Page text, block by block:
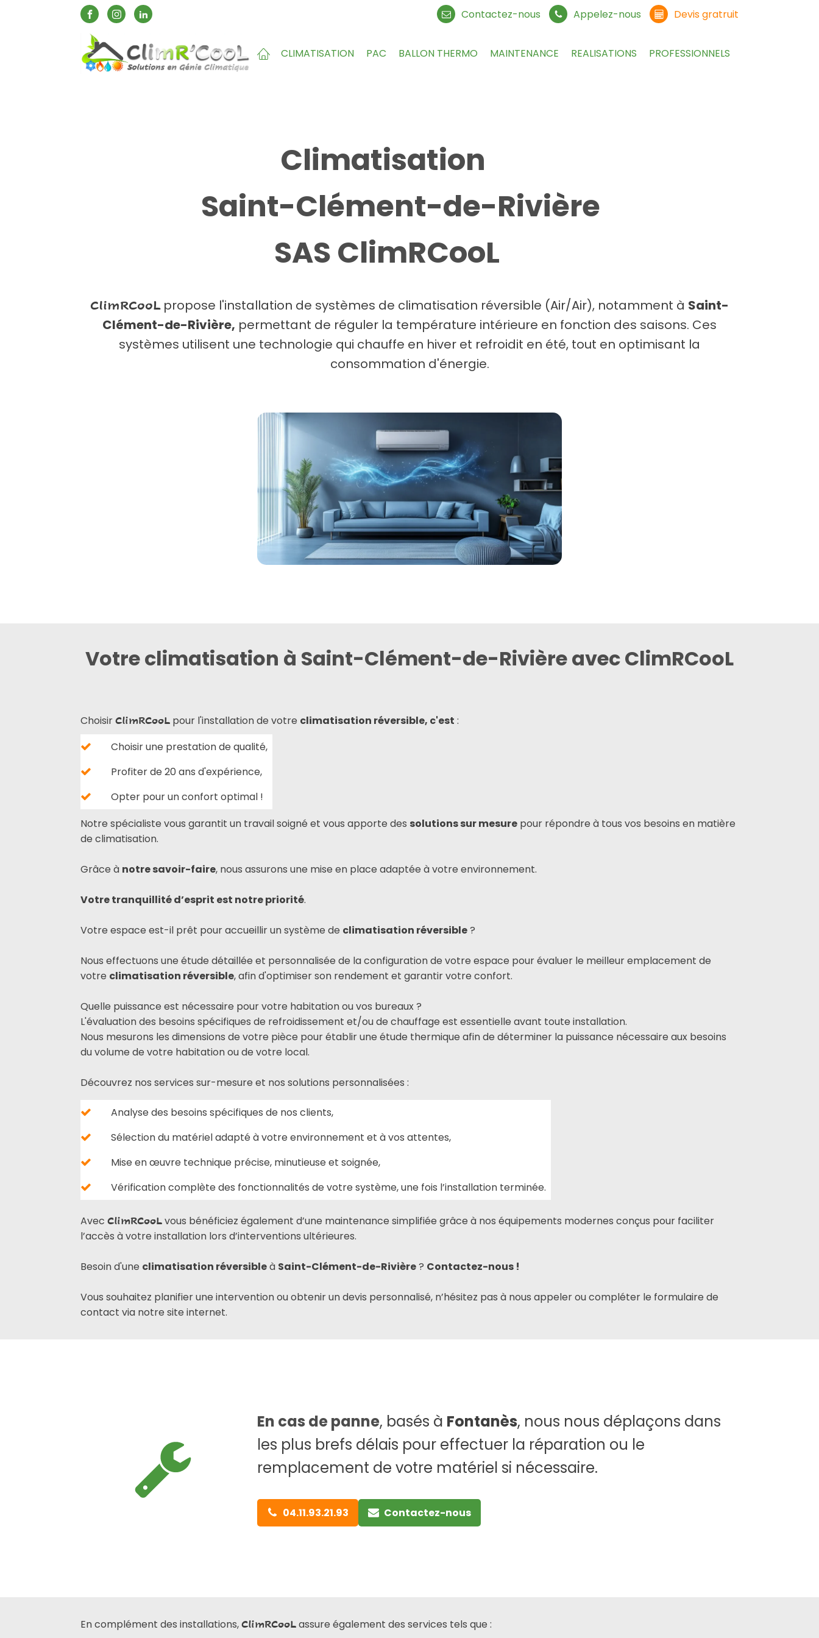
Contactez-nous Appelez-nous Devis gratruit
CLIMATISATION PAC BALLON THERMO MAINTENANCE REALISATIONS PROFESSIONNELS
Climatisation
Saint-Clément-de-Rivière
SAS ClimRCooL
ClimRCooLpropose l'installation de systèmes de climatisation réversible (Air/Air), notamment à Saint-
Clément-de-Rivière, permettant de réguler la température intérieure en fonction des saisons. Ces
systèmes utilisent une technologie qui chauffe en hiver et refroidit en été, tout en optimisant la
consommation d'énergie.
Votre climatisation à Saint-Clément-de-Rivière avec ClimRCooL
ChoisirClimRCooL pour l'installation de votre climatisation réversible, c'est :
Choisir une prestation de qualité,
Profiter de 20 ans d'expérience,
Opter pour un confort optimal !
Notre spécialiste vous garantit un travail soigné et vous apporte des solutions sur mesure pour répondre à tous vos besoins en matière
de climatisation.
Grâce à notre savoir-faire, nous assurons une mise en place adaptée à votre environnement.
Votre tranquillité d’esprit est notre priorité.
Votre espace est-il prêt pour accueillir un système de climatisation réversible?
Nous effectuons une étude détaillée et personnalisée de la configuration de votre espace pour évaluer le meilleur emplacement de
votre climatisation réversible, afin d'optimiser son rendement et garantir votre confort.
Quelle puissance est nécessaire pour votre habitation ou vos bureaux ?
L'évaluation des besoins spécifiques de refroidissement et/ou de chauffage est essentielle avant toute installation.
Nous mesurons les dimensions de votre pièce pour établir une étude thermique afin de déterminer la puissance nécessaire aux besoins
du volume de votre habitation ou de votre local.
Découvrez nos services sur-mesure et nos solutions personnalisées :
Analyse des besoins spécifiques de nos clients,
Sélection du matériel adapté à votre environnement et à vos attentes,
Mise en œuvre technique précise, minutieuse et soignée,
Vérification complète des fonctionnalités de votre système, une fois l’installation terminée.
Avec ClimRCooLvous bénéficiez également d’une maintenance simplifiée grâce à nos équipements modernes conçus pour faciliter
l’accès à votre installation lors d’interventions ultérieures.
Besoin d'une climatisation réversibleà Saint-Clément-de-Rivière? Contactez-nous !
Vous souhaitez planifier une intervention ou obtenir un devis personnalisé, n’hésitez pas à nous appeler ou compléter le formulaire de
contact via notre site internet.
En cas de panne, basés à Fontanès, nous nous déplaçons dans
les plus brefs délais pour effectuer la réparation ou le
remplacement de votre matériel si nécessaire.
04.11.93.21.93 Contactez-nous
En complément des installations,ClimRCooLassure également des services tels que :